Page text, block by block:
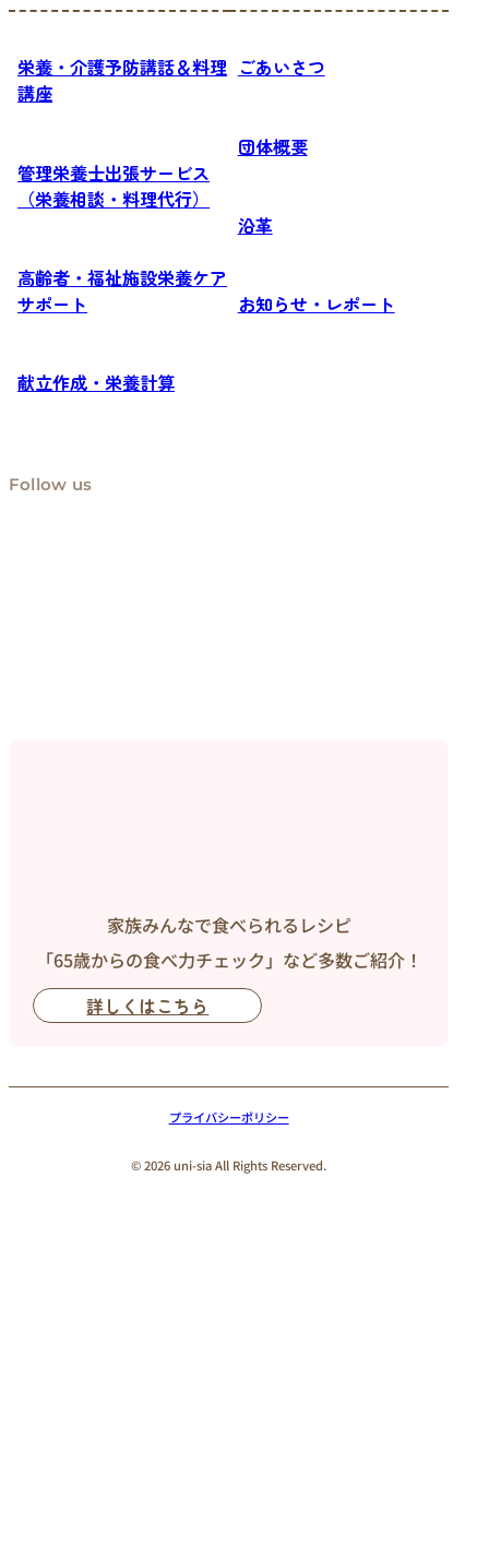
栄養・介護予防講話＆料理
講座
管理栄養士出張サービス
（栄養相談・料理代行）
高齢者・福祉施設栄養ケア
サポート
献立作成・栄養計算
ごあいさつ
団体概要
沿革
お知らせ・レポート
Follow us
家族みんなで食べられるレシピ
「65歳からの食べ力チェック」など多数ご紹介！
詳しくはこちら
プライバシーポリシー
© 2026 uni-sia All Rights Reserved.